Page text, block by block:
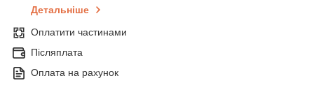
Детальніше
Оплатити частинами
Післяплата
Оплата на рахунок